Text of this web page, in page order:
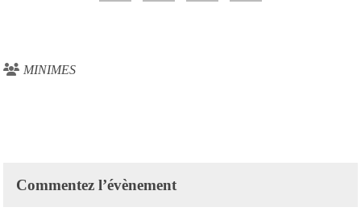
MINIMES
Commentez l’évènement